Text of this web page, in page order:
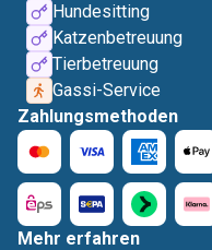
Hundesitting
Katzenbetreuung
Tierbetreuung
Gassi-Service
Zahlungsmethoden
Mehr erfahren